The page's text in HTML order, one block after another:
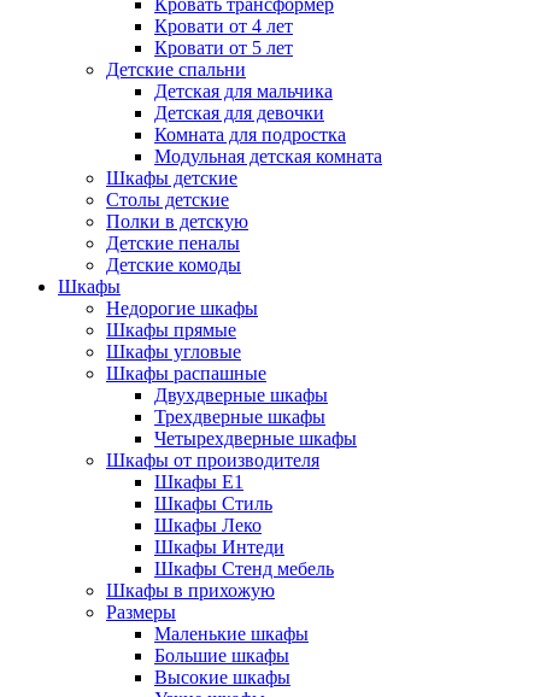
Кровать трансформер
Кровати от 4 лет
Кровати от 5 лет
Детские спальни
Детская для мальчика
Детская для девочки
Комната для подростка
Модульная детская комната
Шкафы детские
Столы детские
Полки в детскую
Детские пеналы
Детские комоды
Шкафы
Недорогие шкафы
Шкафы прямые
Шкафы угловые
Шкафы распашные
Двухдверные шкафы
Трехдверные шкафы
Четырехдверные шкафы
Шкафы от производителя
Шкафы E1
Шкафы Стиль
Шкафы Леко
Шкафы Интеди
Шкафы Стенд мебель
Шкафы в прихожую
Размеры
Маленькие шкафы
Большие шкафы
Высокие шкафы